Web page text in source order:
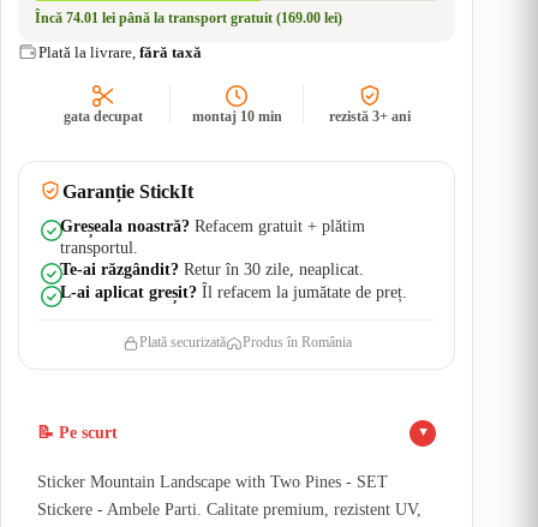
Two
Pines
-
Parti
Rezistent
Apă
UV
Încă 74.01 lei până la transport gratuit (169.00 lei)
Plată la livrare, fără taxă
gata decupat montaj 10 min rezistă 3+ ani
Garanție StickIt
Greșeala noastră? Refacem gratuit + plătim
transportul.
Te-ai răzgândit? Retur în 30 zile, neaplicat.
L-ai aplicat greșit? Îl refacem la jumătate de preț.
Plată securizată Produs în România
📝 Pe scurt ▲
Sticker Mountain Landscape with Two Pines - SET
Stickere - Ambele Parti. Calitate premium, rezistent UV,